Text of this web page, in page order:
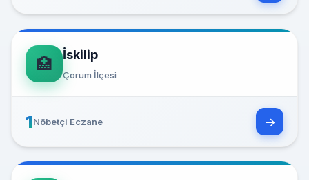
🏥 İskilip
Çorum İlçesi
1Nöbetçi Eczane →